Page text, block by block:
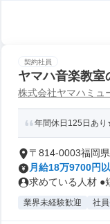
契約社員
ヤマハ音楽教室
株式会社ヤマハミュ
年間休日125日あ
〒814-0003福岡
月給18万9700円
求めている人材 ●
業界未経験歓迎 社